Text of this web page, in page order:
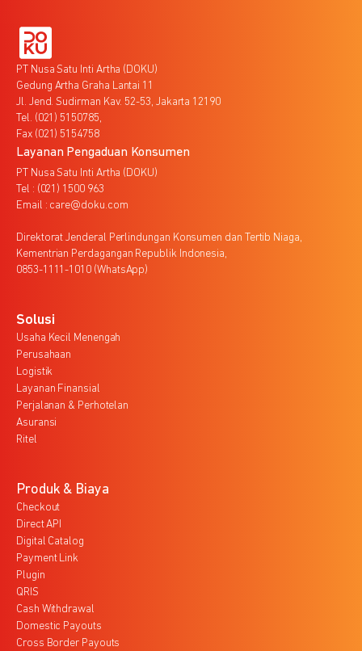
PT Nusa Satu Inti Artha (DOKU)
Gedung Artha Graha Lantai 11
Jl. Jend. Sudirman Kav. 52-53, Jakarta 12190
Tel. (021) 5150785,
Fax (021) 5154758
Layanan Pengaduan Konsumen
PT Nusa Satu Inti Artha (DOKU)
Tel : (021) 1500 963
Email : care@doku.com
Direktorat Jenderal Perlindungan Konsumen dan Tertib Niaga,
Kementrian Perdagangan Republik Indonesia,
0853-1111-1010 (WhatsApp)
Solusi
Usaha Kecil Menengah
Perusahaan
Logistik
Layanan Finansial
Perjalanan & Perhotelan
Asuransi
Ritel
Produk & Biaya
Checkout
Direct API
Digital Catalog
Payment Link
Plugin
QRIS
Cash Withdrawal
Domestic Payouts
Cross Border Payouts